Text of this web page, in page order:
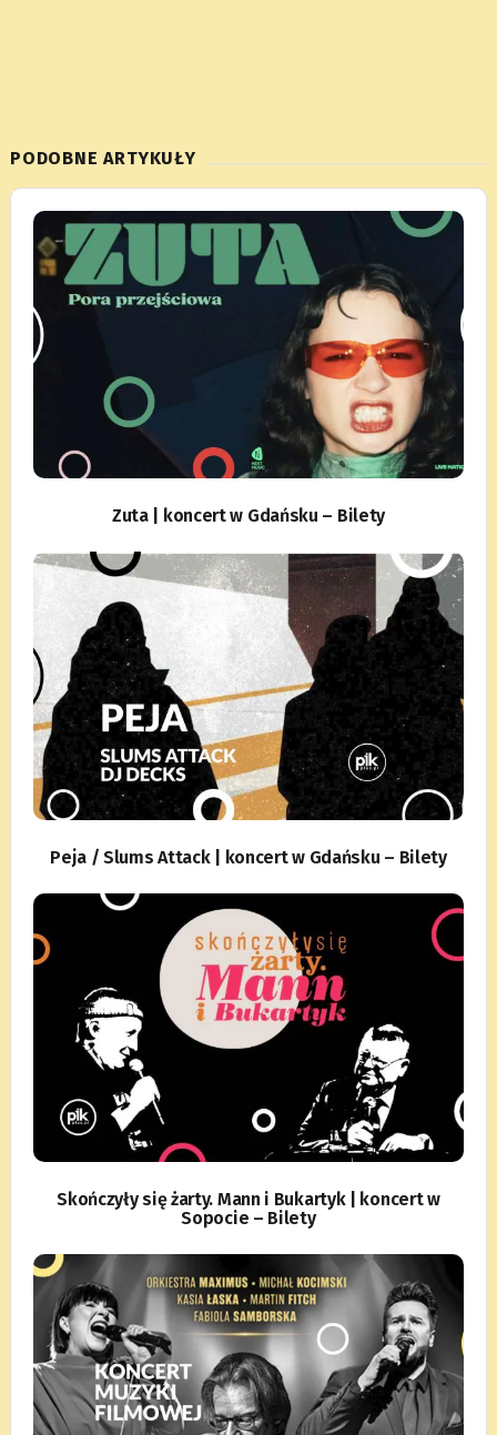
PODOBNE ARTYKUŁY
Zuta | koncert w Gdańsku – Bilety
Peja / Slums Attack | koncert w Gdańsku – Bilety
Skończyły się żarty. Mann i Bukartyk | koncert w
Sopocie – Bilety